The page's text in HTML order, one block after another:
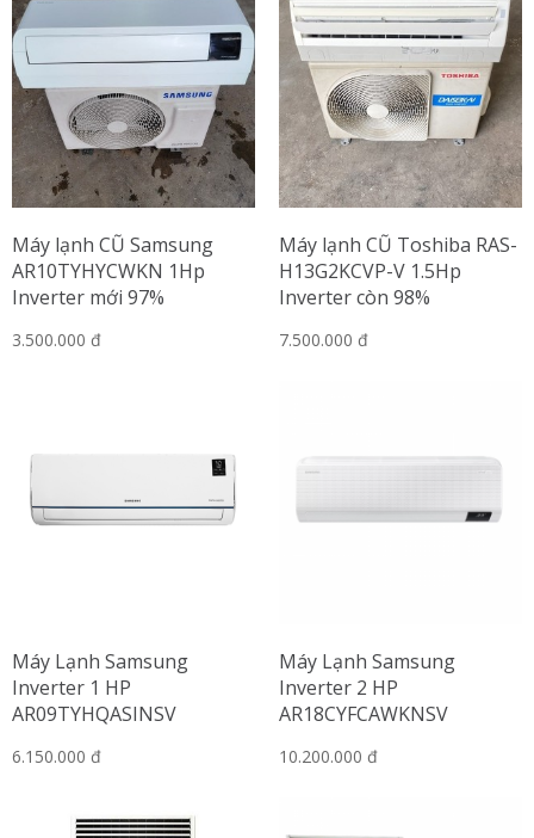
Máy lạnh CŨ Samsung
AR10TYHYCWKN 1Hp
Inverter mới 97%
3.500.000 đ
Máy lạnh CŨ Toshiba RAS-
H13G2KCVP-V 1.5Hp
Inverter còn 98%
7.500.000 đ
Máy Lạnh Samsung
Inverter 1 HP
AR09TYHQASINSV
6.150.000 đ
Máy Lạnh Samsung
Inverter 2 HP
AR18CYFCAWKNSV
10.200.000 đ